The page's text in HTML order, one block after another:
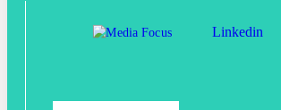
Linkedin